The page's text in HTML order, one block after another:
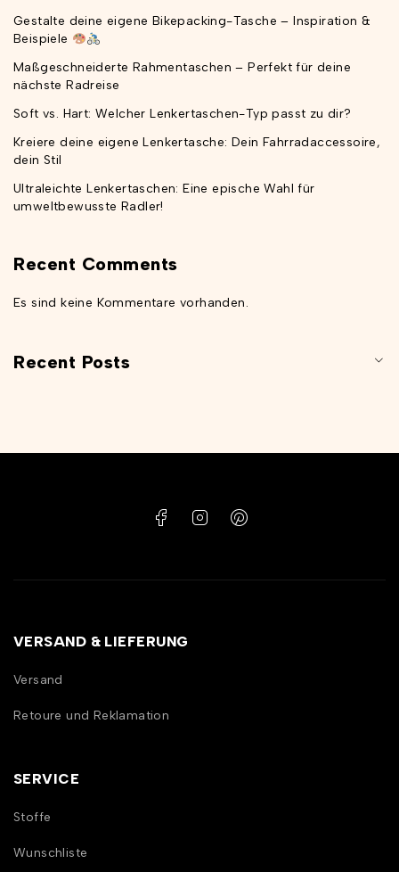
Gestalte deine eigene Bikepacking-Tasche – Inspiration &
Beispiele
Maßgeschneiderte Rahmentaschen – Perfekt für deine
nächste Radreise
Soft vs. Hart: Welcher Lenkertaschen-Typ passt zu dir?
Kreiere deine eigene Lenkertasche: Dein Fahrradaccessoire,
dein Stil
Ultraleichte Lenkertaschen: Eine epische Wahl für
umweltbewusste Radler!
Recent Comments
Es sind keine Kommentare vorhanden.
Recent Posts
SERVICE
Stoffe
Wunschliste
VERSAND & LIEFERUNG
Versand
Retoure und Reklamation